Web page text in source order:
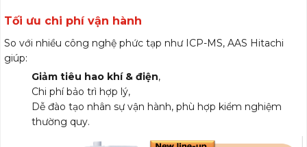
Tối ưu chi phí vận hành
So với nhiều công nghệ phức tạp như ICP-MS, AAS Hitachi
giúp:
Giảm tiêu hao khí & điện,
Chi phí bảo trì hợp lý,
Dễ đào tạo nhân sự vận hành, phù hợp kiểm nghiệm
thường quy.